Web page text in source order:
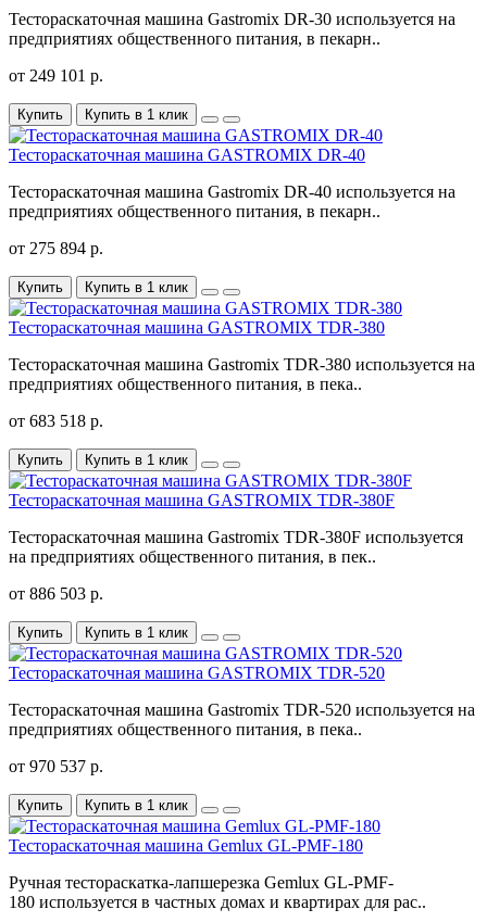
Тестораскаточная машина Gastromix DR-30 используется на
предприятиях общественного питания, в пекарн..
от 249 101 р.
Купить Купить в 1 клик
Тестораскаточная машина GASTROMIX DR-40
Тестораскаточная машина Gastromix DR-40 используется на
предприятиях общественного питания, в пекарн..
от 275 894 р.
Купить Купить в 1 клик
Тестораскаточная машина GASTROMIX TDR-380
Тестораскаточная машина Gastromix TDR-380 используется на
предприятиях общественного питания, в пека..
от 683 518 р.
Купить Купить в 1 клик
Тестораскаточная машина GASTROMIX TDR-380F
Тестораскаточная машина Gastromix TDR-380F используется
на предприятиях общественного питания, в пек..
от 886 503 р.
Купить Купить в 1 клик
Тестораскаточная машина GASTROMIX TDR-520
Тестораскаточная машина Gastromix TDR-520 используется на
предприятиях общественного питания, в пека..
от 970 537 р.
Купить Купить в 1 клик
Тестораскаточная машина Gemlux GL-PMF-180
Ручная тестораскатка-лапшерезка Gemlux GL-PMF-
180 используется в частных домах и квартирах для рас..